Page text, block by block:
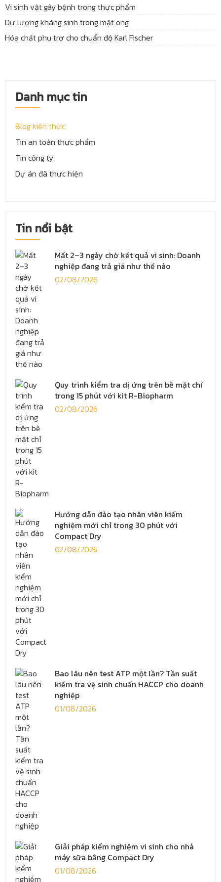
Vi sinh vật gây bệnh trong thực phẩm
Dư lượng kháng sinh trong mật ong
Hóa chất phụ trợ cho chuẩn độ Karl Fischer
Danh mục tin
Blog kiến thức
Tin an toàn thực phẩm
Tin công ty
Dự án đã thực hiện
Tin nổi bật
Mất 2–3 ngày chờ kết quả vi sinh: Doanh
nghiệp đang trả giá như thế nào
02/08/2026
Quy trình kiểm tra dị ứng trên bề mặt chỉ
trong 15 phút với kit R-Biopharm
02/08/2026
Hướng dẫn đào tạo nhân viên kiểm
nghiệm mới chỉ trong 30 phút với
Compact Dry
02/08/2026
Bao lâu nên test ATP một lần? Tần suất
kiểm tra vệ sinh chuẩn HACCP cho doanh
nghiệp
01/08/2026
Giải pháp kiểm nghiệm vi sinh cho nhà
máy sữa bằng Compact Dry
01/08/2026